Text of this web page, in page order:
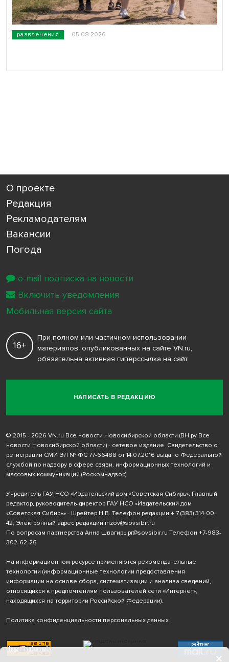
развлечения 05.08.2026
О проекте
Редакция
Рекламодателям
Вакансии
Погода
НАПИСАТЬ В РЕДАКЦИЮ
16+
При полном или частичном использовании
материалов, опубликованных на сайте VN.ru,
обязательна активная гиперссылка на сайт
© 2015 - 2026 VN.ru Все новости Новосибирской области (ВН.ру Все
новости Новосибирской области) - сетевое издание. Свидетельство о
регистрации СМИ ЭЛ № ФС 77-66488 от 14.07.2016 выдано Федеральной
службой по надзору в сфере связи, информационных технологий и
массовых коммуникаций (Роскомнадзор)
Учредитель ГАУ НСО «Издательский дом «Советская Сибирь». Главный
редактор, руководитель-директор ГАУ НСО «Издательский дом
«Советская Сибирь» - Шрейтер Н.В. Телефон редакции + 7 (383) 314-00-
42; Электронный адрес редакции inzov@sovsibir.ru
По вопросам партнерства Анна Швагирь pr@sovsibir.ru Телефон +7-983-
302-62-26
На информационном ресурсе применяются рекомендательные
технологии (информационные технологии предоставления
информации на основе сбора, систематизации и анализа сведений,
относящихся к предпочтениям пользователей сети «Интернет»,
находящихся на территории Российской Федерации).
Политика конфиденциальности персональных данных
e-mail подписка на новости
Включить уведомления
Мобильная версия сайта